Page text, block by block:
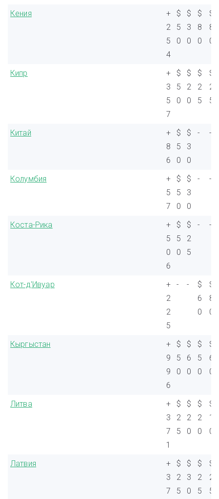
Кения
+
2
5
4
$
5
0
$
3
0
$
8
0
$
8
0
Кипр
+
3
5
7
$
5
0
$
2
0
$
2
5
$
2
5
Китай
+
8
6
$
5
0
$
3
0
- -
Колумбия
+
5
7
$
5
0
$
3
0
- -
Коста-Рика
+
5
0
6
$
5
0
$
2
5
- -
Кот-д'Ивуар
+
2
2
5
- -
$
6
0
$
8
0
Кыргыстан
+
9
9
6
$
5
0
$
6
0
$
5
0
$
6
0
Литва
+
3
7
1
$
2
5
$
2
0
$
2
0
$
1
0
Латвия
+
3
7
$
2
5
$
3
0
$
2
5
$
2
5